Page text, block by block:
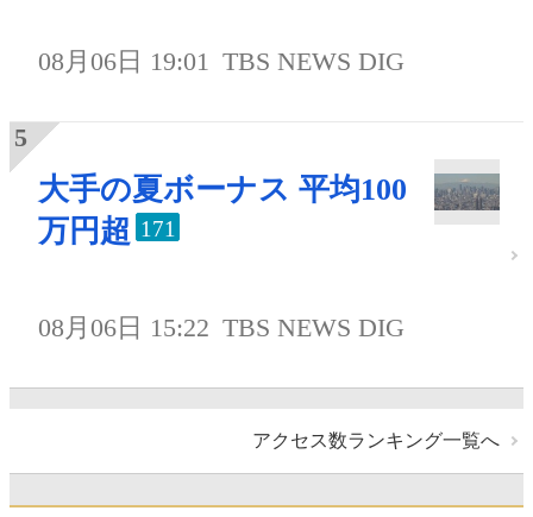
08月06日 19:01 TBS NEWS DIG
大手の夏ボーナス 平均100
万円超 171
08月06日 15:22 TBS NEWS DIG
アクセス数ランキング一覧へ